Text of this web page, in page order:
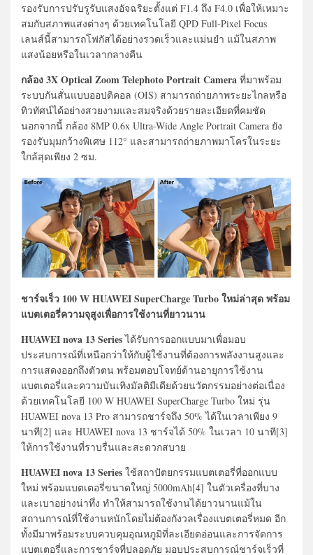
รองรับการปรับรูรับแสงอัจฉริยะตั้งแต่ F1.4 ถึง F4.0 เพื่อให้เหมาะ
สมกับสภาพแสงต่างๆ ด้วยเทคโนโลยี QPD Full-Pixel Focus
เลนส์นี้สามารถโฟกัสได้อย่างรวดเร็วและแม่นยำ แม้ในสภาพ
แสงน้อยหรือในเวลากลางคืน
กล้อง 3X Optical Zoom Telephoto Portrait Camera ที่มาพร้อม
ระบบกันสั่นแบบออปติคอล (OIS) สามารถถ่ายภาพระยะไกลหรือ
ทิวทัศน์ได้อย่างสวยงามและสมจริงด้วยรายละเอียดที่คมชัด
นอกจากนี้ กล้อง 8MP 0.6x Ultra-Wide Angle Portrait Camera ยัง
รองรับมุมกว้างพิเศษ 112° และสามารถถ่ายภาพมาโครในระยะ
ใกล้สุดเพียง 2 ซม.
ชาร์จเร็ว 100 W HUAWEI SuperCharge Turbo ใหม่ล่าสุด พร้อม
แบตเตอรี่ความจุสูงเพื่อการใช้งานที่ยาวนาน
HUAWEI nova 13 Seriesได้รับการออกแบบมาเพื่อมอบ
ประสบการณ์ที่เหนือกว่าให้กับผู้ใช้งานที่ต้องการพลังงานสูงและ
การแสดงออกถึงตัวตน พร้อมตอบโจทย์ด้านอายุการใช้งาน
แบตเตอรี่และความบันเทิงมัลติมีเดียด้วยนวัตกรรมอย่างต่อเนื่อง
ด้วยเทคโนโลยี 100 W HUAWEI SuperCharge Turbo ใหม่ รุ่น
HUAWEI nova 13 Pro สามารถชาร์จถึง 50% ได้ในเวลาเพียง 9
นาที[2] และ HUAWEI nova 13 ชาร์จได้ 50% ในเวลา 10 นาที[3]
ให้การใช้งานที่ราบรื่นและสะดวกสบาย
HUAWEI nova 13 Series ใช้สถาปัตยกรรมแบตเตอรี่ที่ออกแบบ
ใหม่ พร้อมแบตเตอรี่ขนาดใหญ่ 5000mAh[4] ในตัวเครื่องที่บาง
และเบาอย่างน่าทึ่ง ทำให้สามารถใช้งานได้ยาวนานแม้ใน
สถานการณ์ที่ใช้งานหนักโดยไม่ต้องกังวลเรื่องแบตเตอรี่หมด อีก
ทั้งมีมาพร้อมระบบควบคุมอุณหภูมิที่ละเอียดอ่อนและการจัดการ
แบตเตอรี่และการชาร์จที่ปลอดภัย มอบประสบการณ์ชาร์จเร็วที่